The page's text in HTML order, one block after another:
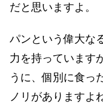
だと思いますよ。
パンという偉大な
力を持っています
うに、個別に食っ
ノリがありますよ